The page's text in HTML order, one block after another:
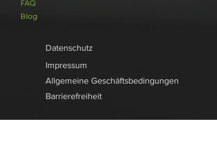
Datenschutz
Impressum
Allgemeine Geschäftsbedingungen
Barrierefreiheit
FAQ
Blog